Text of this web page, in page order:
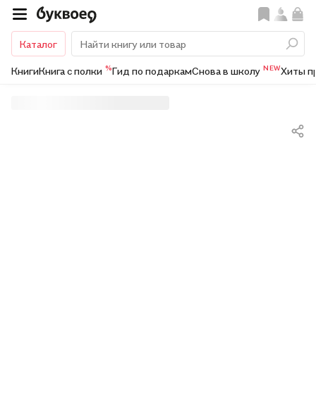
Каталог
КнигиКнига с полки %Гид по подаркамСнова в школу NEWХиты